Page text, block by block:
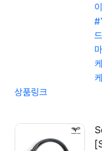
상품링크